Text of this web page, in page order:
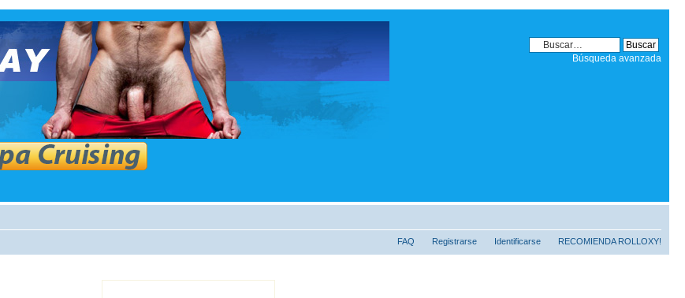
Búsqueda avanzada
FAQ Registrarse Identificarse RECOMIENDA ROLLOXY!